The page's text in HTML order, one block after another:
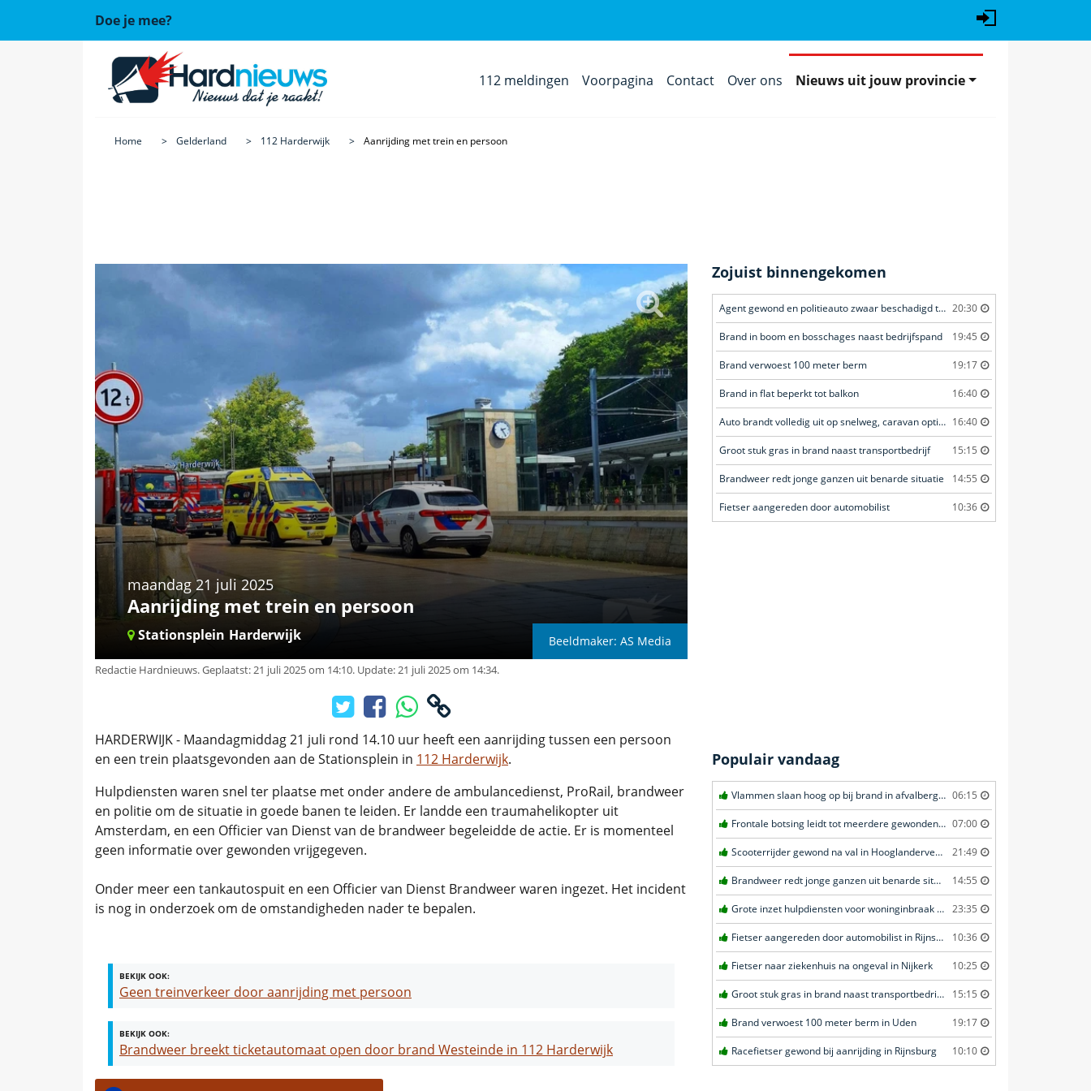
Doe je mee?
112 meldingen Voorpagina Contact Over ons Nieuws uit jouw provincie
Home Gelderland 112 Harderwijk Aanrijding met trein en persoon
maandag 21 juli 2025
Aanrijding met trein en persoon
Stationsplein Harderwijk Beeldmaker: AS Media
Redactie Hardnieuws.Geplaatst: 21 juli 2025 om 14:10. Update: 21 juli 2025 om 14:34.
HARDERWIJK - Maandagmiddag 21 juli rond 14.10 uur heeft een aanrijding tussen een persoon
en een trein plaatsgevonden aan de Stationsplein in 112 Harderwijk.
Hulpdiensten waren snel ter plaatse met onder andere de ambulancedienst, ProRail, brandweer
en politie om de situatie in goede banen te leiden. Er landde een traumahelikopter uit
Amsterdam, en een Officier van Dienst van de brandweer begeleidde de actie. Er is momenteel
geen informatie over gewonden vrijgegeven.
Onder meer een tankautospuit en een Officier van Dienst Brandweer waren ingezet. Het incident
is nog in onderzoek om de omstandigheden nader te bepalen.
BEKIJK OOK:
Geen treinverkeer door aanrijding met persoon
BEKIJK OOK:
Brandweer breekt ticketautomaat open door brand Westeinde in 112 Harderwijk
Zojuist binnengekomen
Agent gewond en politieauto zwaar beschadigd tijdens achtervolging 20:30
Brand in boom en bosschages naast bedrijfspand 19:45
Brand verwoest 100 meter berm 19:17
Brand in flat beperkt tot balkon 16:40
Auto brandt volledig uit op snelweg, caravan optijd losgekoppeld 16:40
Groot stuk gras in brand naast transportbedrijf 15:15
Brandweer redt jonge ganzen uit benarde situatie 14:55
Fietser aangereden door automobilist 10:36
Populair vandaag
Vlammen slaan hoog op bij brand in afvalberg in Amersfoort 06:15
Frontale botsing leidt tot meerdere gewonden in Bunschoten-Spakenburg 07:00
Scooterrijder gewond na val in Hooglanderveen 21:49
Brandweer redt jonge ganzen uit benarde situatie in Amersfoort 14:55
Grote inzet hulpdiensten voor woninginbraak in Voorschoten 23:35
Fietser aangereden door automobilist in Rijnsburg 10:36
Fietser naar ziekenhuis na ongeval in Nijkerk 10:25
Groot stuk gras in brand naast transportbedrijf in Nieuwegein 15:15
Brand verwoest 100 meter berm in Uden 19:17
Racefietser gewond bij aanrijding in Rijnsburg 10:10